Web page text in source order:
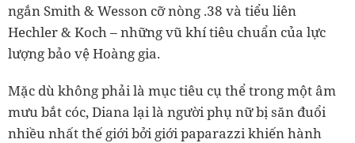
ngắn Smith & Wesson cỡ nòng .38 và tiểu liên
Hechler & Koch – những vũ khí tiêu chuẩn của lực
lượng bảo vệ Hoàng gia.
Mặc dù không phải là mục tiêu cụ thể trong một âm
mưu bắt cóc, Diana lại là người phụ nữ bị săn đuổi
nhiều nhất thế giới bởi giới paparazzi khiến hành